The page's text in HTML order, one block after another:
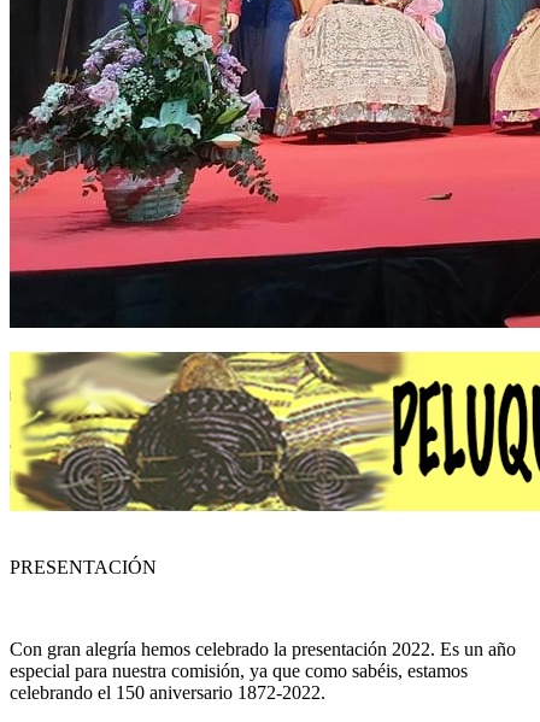
PRESENTACIÓN
Con gran alegría hemos celebrado la presentación 2022. Es un año
especial para nuestra comisión, ya que como sabéis, estamos
celebrando el 150 aniversario 1872-2022.